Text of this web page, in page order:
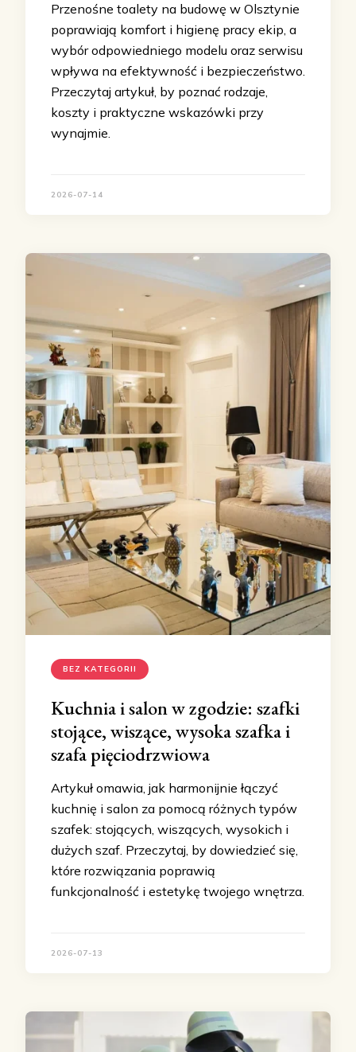
Przenośne toalety na budowę w Olsztynie
poprawiają komfort i higienę pracy ekip, a
wybór odpowiedniego modelu oraz serwisu
wpływa na efektywność i bezpieczeństwo.
Przeczytaj artykuł, by poznać rodzaje,
koszty i praktyczne wskazówki przy
wynajmie.
2026-07-14
BEZ KATEGORII
Kuchnia i salon w zgodzie: szafki
stojące, wiszące, wysoka szafka i
szafa pięciodrzwiowa
Artykuł omawia, jak harmonijnie łączyć
kuchnię i salon za pomocą różnych typów
szafek: stojących, wiszących, wysokich i
dużych szaf. Przeczytaj, by dowiedzieć się,
które rozwiązania poprawią
funkcjonalność i estetykę twojego wnętrza.
2026-07-13